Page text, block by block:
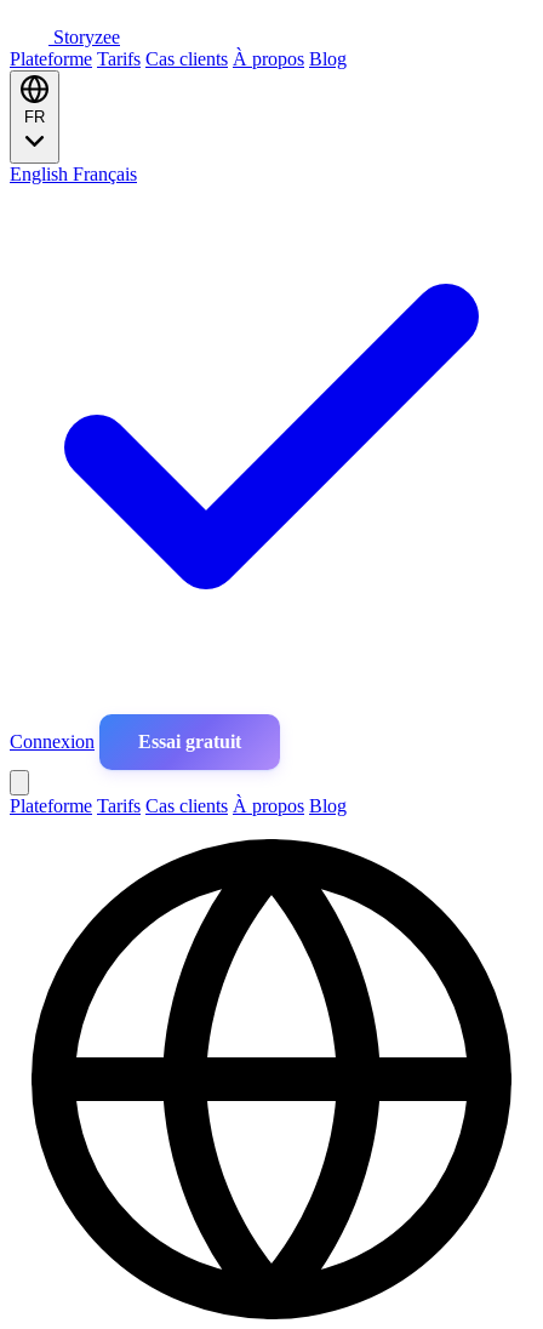
Storyzee
Plateforme Tarifs Cas clients À propos Blog
English Français
Connexion Essai gratuit
Plateforme Tarifs Cas clients À propos Blog